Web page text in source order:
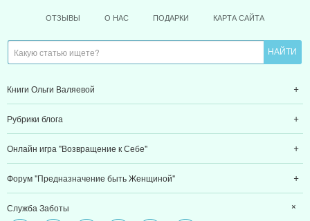
ОТЗЫВЫ О НАС ПОДАРКИ КАРТА САЙТА
Книги Ольги Валяевой
Рубрики блога
Онлайн игра "Возвращение к Себе"
Форум "Предназначение быть Женщиной"
Служба Заботы